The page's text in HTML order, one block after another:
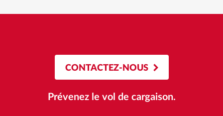
CONTACTEZ-NOUS
Prévenez le vol de cargaison.